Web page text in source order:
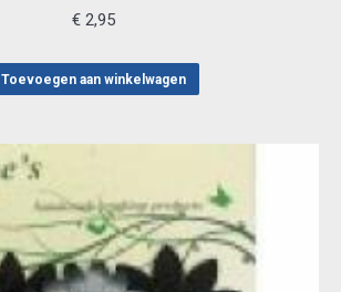
€2,95
Toevoegen aan winkelwagen